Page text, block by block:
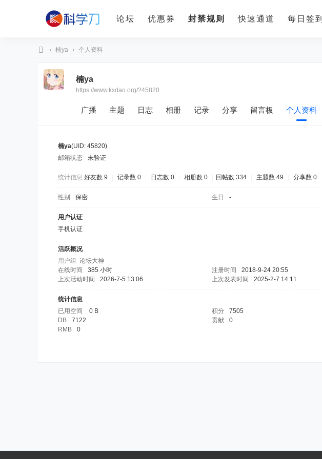
论坛 优惠券 封禁规则 快速通道 每日签到
学
› 楠ya › 个人资料
楠ya
https://www.kxdao.org/?45820
广播 主题 日志 相册 记录 分享 留言板 个人资料
楠ya(UID: 45820)
邮箱状态
未验证
统计信息 好友数 9 记录数 0 日志数 0 相册数 0 回帖数 334 主题数 49 分享数 0
性别 保密 生日 -
用户认证
手机认证
活跃概况
用户组 论坛大神
在线时间
385 小时 注册时间 2018-9-24 20:55
上次活动时间
2026-7-5 13:06 上次发表时间 2025-2-7 14:11
统计信息
已用空间
0 B 积分 7505
DB
7122 贡献 0
RMB
0